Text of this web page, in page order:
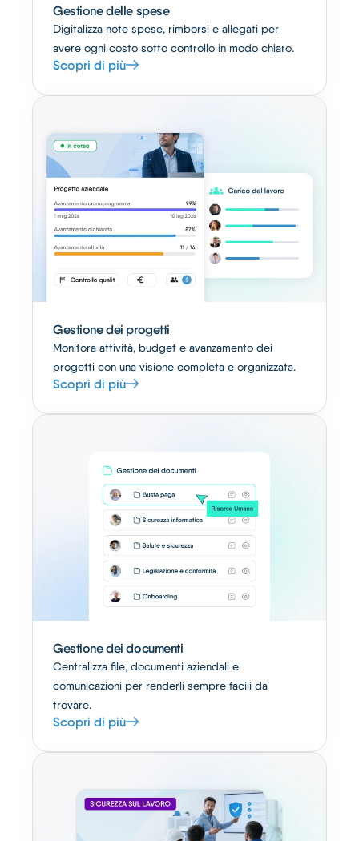
Gestione delle spese
Digitalizza note spese, rimborsi e allegati per
avere ogni costo sotto controllo in modo chiaro.
Scopri di più
Gestione dei progetti
Monitora attività, budget e avanzamento dei
progetti con una visione completa e organizzata.
Scopri di più
Gestione dei documenti
Centralizza file, documenti aziendali e
comunicazioni per renderli sempre facili da
trovare.
Scopri di più